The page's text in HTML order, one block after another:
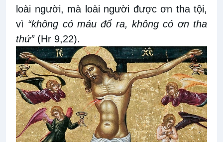
loài người, mà loài người được ơn tha tội,
vì “không có máu đổ ra, không có ơn tha
thứ”(Hr 9,22).